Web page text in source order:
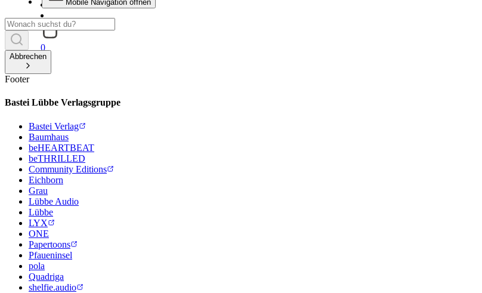
0
Mobile Navigation öffnen
Abbrechen
Footer
Bastei Lübbe Verlagsgruppe
Bastei Verlag
Baumhaus
beHEARTBEAT
beTHRILLED
Community Editions
Eichborn
Grau
Lübbe Audio
Lübbe
LYX
ONE
Papertoons
Pfaueninsel
pola
Quadriga
shelfie.audio